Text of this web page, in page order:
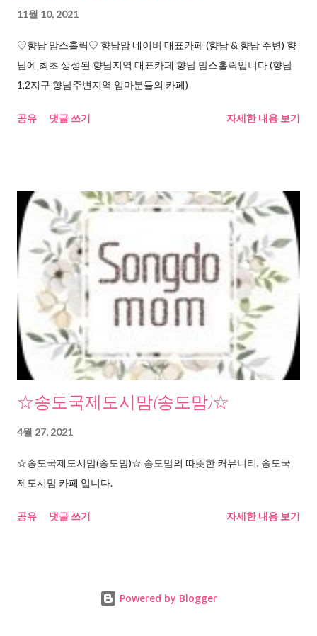
11월 10, 2021
♡향남 맘스홀릭♡ 향남맘 네이버 대표카페 (향남 & 향남 주변) 향
남에 최초 생성된 향남지역 대표카페 향남 맘스홀릭입니다 (향남
1,2지구 향남주변지역 엄마분들의 카페)
공유 댓글 쓰기 자세한 내용 보기
☆송도국제도시맘(송도맘)☆
4월 27, 2021
☆송도국제도시맘(송도맘)☆ 송도맘의 따뜻한 커뮤니티, 송도국
제도시맘 카페 입니다.
공유 댓글 쓰기 자세한 내용 보기
Powered by Blogger